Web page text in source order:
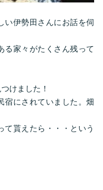
い伊勢田さんにお話を伺
る家々がたくさん残って
けました！
宿にされていました。畑
て貰えたら・・・という